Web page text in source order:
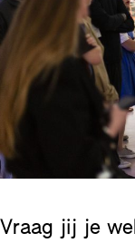
Vraag jij je